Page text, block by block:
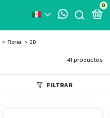
0
> Flores > 3D
41 productos
FILTRAR